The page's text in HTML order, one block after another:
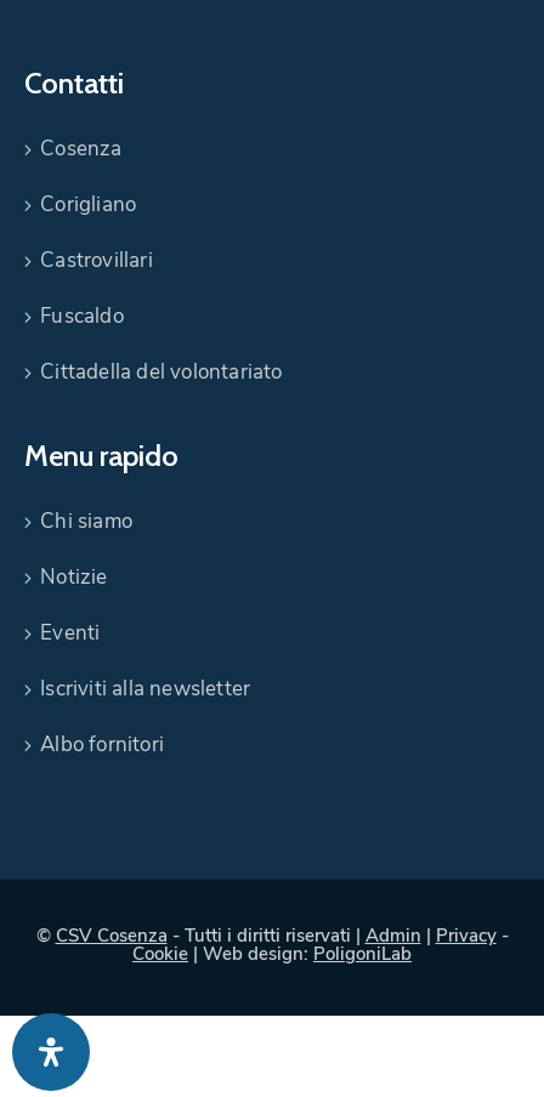
Contatti
Cosenza
Corigliano
Castrovillari
Fuscaldo
Cittadella del volontariato
Menu rapido
Chi siamo
Notizie
Eventi
Iscriviti alla newsletter
Albo fornitori
© CSV Cosenza - Tutti i diritti riservati | Admin | Privacy-
Cookie | Web design: PoligoniLab